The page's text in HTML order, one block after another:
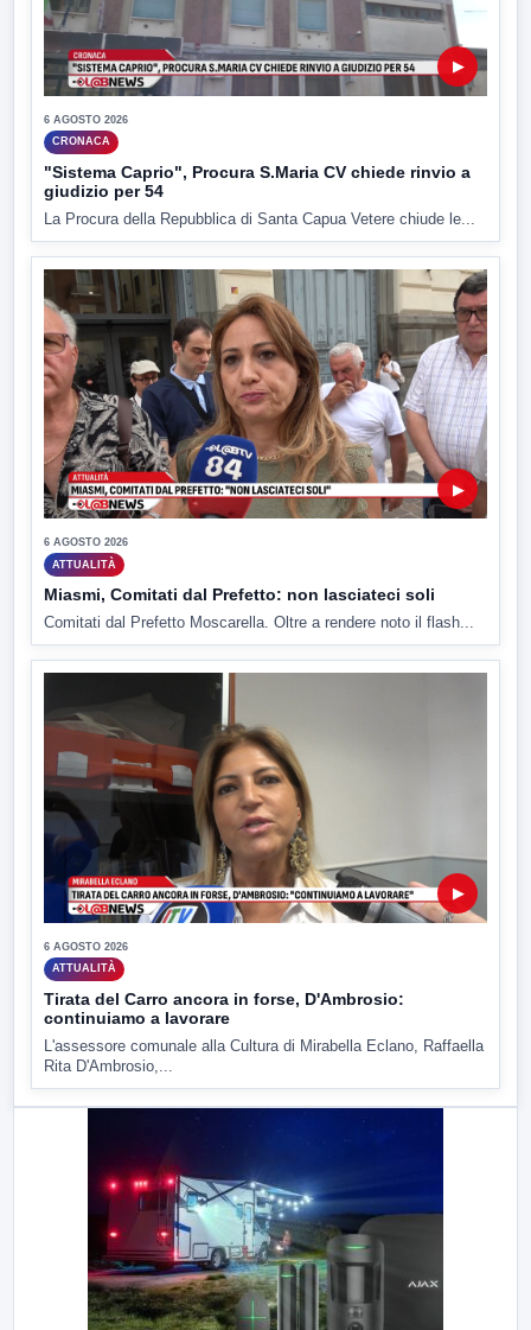
▶
6 AGOSTO 2026
CRONACA
"Sistema Caprio", Procura S.Maria CV chiede rinvio a
giudizio per 54
La Procura della Repubblica di Santa Capua Vetere chiude le...
▶
6 AGOSTO 2026
ATTUALITÀ
Miasmi, Comitati dal Prefetto: non lasciateci soli
Comitati dal Prefetto Moscarella. Oltre a rendere noto il flash...
▶
6 AGOSTO 2026
ATTUALITÀ
Tirata del Carro ancora in forse, D'Ambrosio:
continuiamo a lavorare
L'assessore comunale alla Cultura di Mirabella Eclano, Raffaella
Rita D'Ambrosio,...